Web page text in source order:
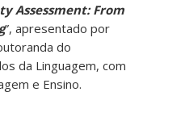
Assessment: From
”, apresentado por
do
da Linguagem, com
e Ensino.